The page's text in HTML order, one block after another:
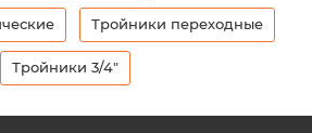
Тройники переходные
Тройники 3/4"